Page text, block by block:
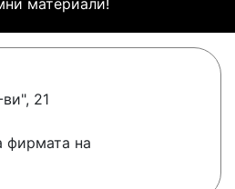
материали!
21
фирмата на